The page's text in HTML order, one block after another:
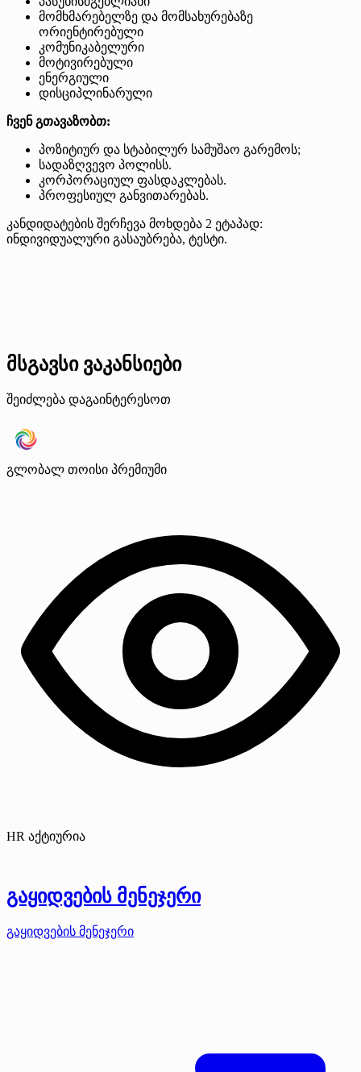
მომხმარებელზე და მომსახურებაზე
ორიენტირებული
კომუნიკაბელური
მოტივირებული
ენერგიული
დისციპლინარული
ჩვენ გთავაზობთ:
პოზიტიურ და სტაბილურ სამუშაო გარემოს;
სადაზღვევო პოლისს.
კორპორაციულ ფასდაკლებას.
პროფესიულ განვითარებას.
კანდიდატების შერჩევა მოხდება 2 ეტაპად:
ინდივიდუალური გასაუბრება, ტესტი.
მსგავსი ვაკანსიები
შეიძლება დაგაინტერესოთ
გლობალ თოისი პრემიუმი
HR აქტიურია
გაყიდვების მენეჯერი
გაყიდვების მენეჯერი